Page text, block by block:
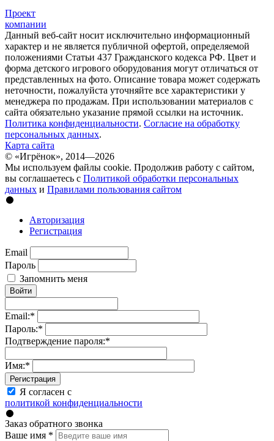
Проект
компании
Данный веб-сайт носит исключительно информационный
характер и не является публичной офертой, определяемой
положениями Статьи 437 Гражданского кодекса РФ. Цвет и
форма детского игрового оборудования могут отличаться от
представленных на фото. Описание товара может содержать
неточности, пожалуйста уточняйте все характеристики у
менеджера по продажам. При использовании материалов с
сайта обязательно указание прямой ссылки на источник.
Политика конфиденциальности. Согласие на обработку
персональных данных.
Карта сайта
© «Игрёнок», 2014—2026
Мы используем файлы cookie. Продолжив работу с сайтом,
вы соглашаетесь с Политикой обработки персональных
данных и Правилами пользования сайтом
Авторизация
Регистрация
Email
Пароль
Запомнить меня
Войти
Email:*
Пароль:*
Подтверждение пароля:*
Имя:*
Регистрация
Я согласен с
политикой конфиденциальности
Заказ обратного звонка
Ваше имя *